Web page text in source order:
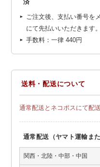
済
ご注文後、支払い番号を
にて先払いいただきます。
手数料：一律440円
送料・配送について
通常配送とネコポスにて配
通常配送（ヤマト運輸ま
関西・北陸・中部・中国